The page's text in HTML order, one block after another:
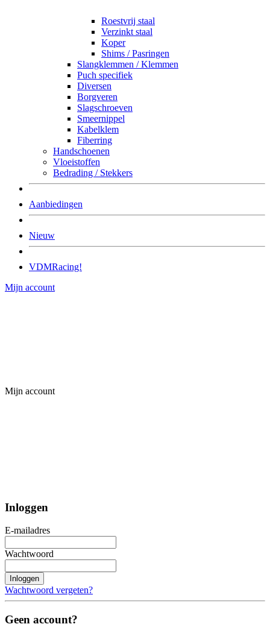
Roestvrij staal
Verzinkt staal
Koper
Shims / Pasringen
Slangklemmen / Klemmen
Puch specifiek
Diversen
Borgveren
Slagschroeven
Smeernippel
Kabelklem
Fiberring
Handschoenen
Vloeistoffen
Bedrading / Stekkers
Aanbiedingen
Nieuw
VDMRacing!
Mijn account
Mijn account
Inloggen
E-mailadres
Wachtwoord
Inloggen
Wachtwoord vergeten?
Geen account?